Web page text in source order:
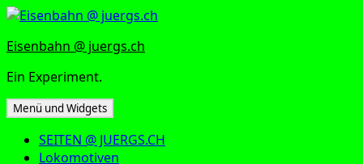
Zum
springen
Eisenbahn @ juergs.ch
Ein Experiment.
Menü und Widgets
SEITEN @ JUERGS.CH
Lokomotiven